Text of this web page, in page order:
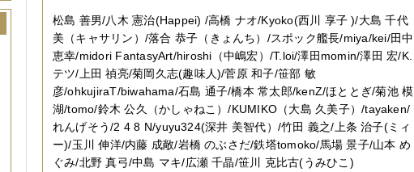
松島 善男/八木 憲治(Happei) /高橋 ナオ/Kyoko(西川 享子 )/大島 千代
美（キャサリン）/落合 恭子（きょんち）/スポック艦長/miya/kei/田中
恵幸/midori FantasyArt/hiroshi（中嶋宏）/T.loi/澤田momin/澤田 宏/K.
テツ/上田 禎亮/菊岡久志(趣味人)/菅原 和子/笹部 敏
彦/ohkujiraT/biwahama/石島 通子/橋本 常太郎/kenZ/ほととぎ/菊池 模
湖/tomo/鈴木 公久（かしゃねこ）/KUMIKO（大島 久美子）/tayaken/
れんげそう/2 4 8 N/yuyu324(深井 美智代）/竹田 義之/上条 治子(ミィ
ー)/玉川 伸洋/内藤 成敞/岩橋 のぶさだ/鉄塔tomoko/馬場 景子/山本 め
ぐみ/北野 真弓/中島 マキ/広瀬 千晶/笹川 克比古(うみひこ)